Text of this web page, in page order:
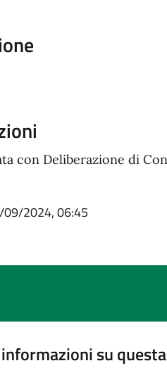
con Deliberazione di
09/2024, 06:45
su questa